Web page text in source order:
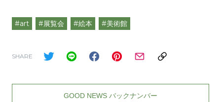
#art #展覧会 #絵本 #美術館
SHARE
GOOD NEWS バックナンバー